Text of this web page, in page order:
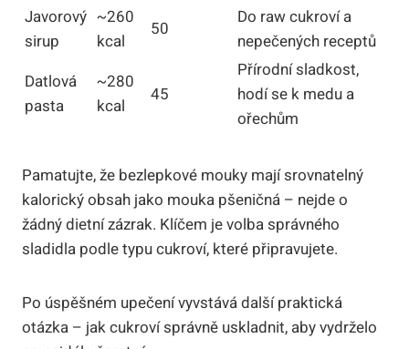
Javorový
sirup
~260
kcal
50
Do raw cukroví a
nepečených receptů
Datlová
pasta
~280
kcal
45
Přírodní sladkost,
hodí se k medu a
ořechům
Pamatujte, že bezlepkové mouky mají srovnatelný
kalorický obsah jako mouka pšeničná – nejde o
žádný dietní zázrak. Klíčem je volba správného
sladidla podle typu cukroví, které připravujete.
Po úspěšném upečení vyvstává další praktická
otázka – jak cukroví správně uskladnit, aby vydrželo